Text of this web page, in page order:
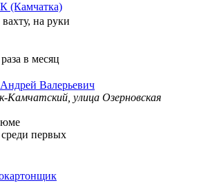
(Камчатка)
вахту, на руки
в месяц
Валерьевич
Камчатский, улица Озерновская
первых